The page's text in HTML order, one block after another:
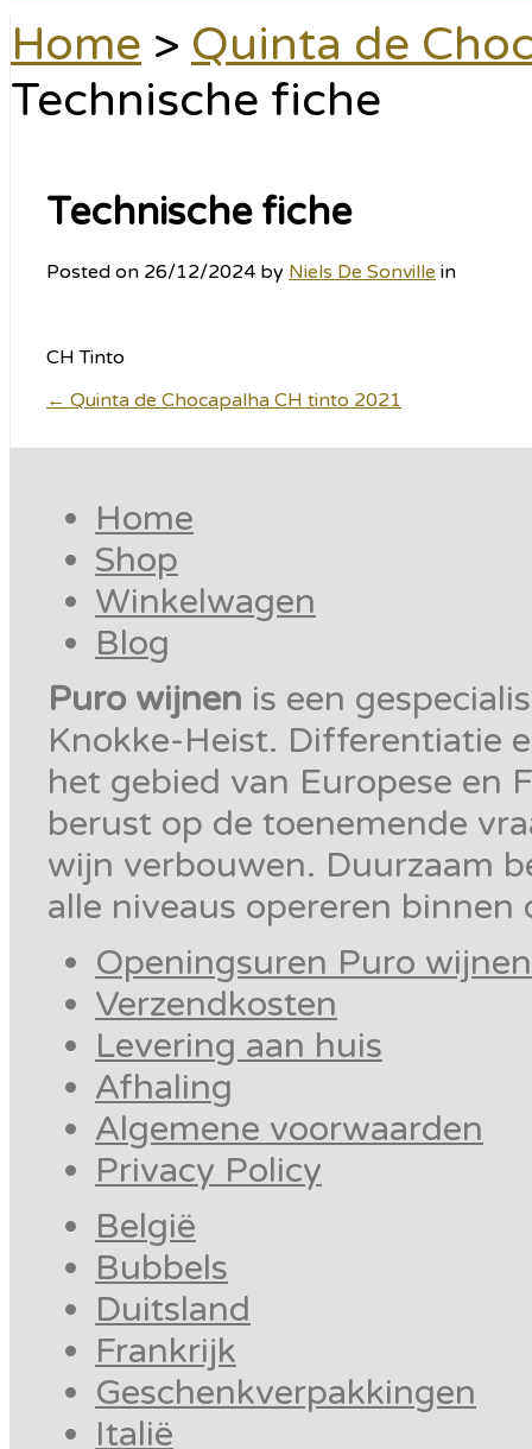
Home > Quinta de
Technische fiche
Technische fiche
Posted on 26/12/2024 by Niels De Sonville in
CH Tinto
← Quinta de Chocapalha CH tinto 2021
Home
Shop
Winkelwagen
Blog
Puro wijnen is een
Knokke-Heist. Differentiatie
het gebied van Europese en
berust op de toenemende
wijn verbouwen. Duurzaam
alle niveaus opereren
Openingsuren Puro wijnen
Verzendkosten
Levering aan huis
Afhaling
Algemene voorwaarden
Privacy Policy
België
Bubbels
Duitsland
Frankrijk
Geschenkverpakkingen
Italië